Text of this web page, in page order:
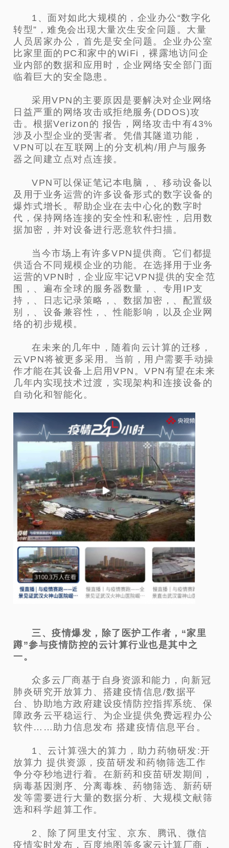
1、面对如此大规模的，企业办公“数字化
转型”，难免会出现大量次生安全问题。大量
人员居家办公，首先是安全问题。企业办公室
比家里面的PC和家中的WiFi，裸露地访问企
业内部的数据和应用时，企业网络安全部门面
临着巨大的安全隐患。
采用VPN的主要原因是要解决对企业网络
日益严重的网络攻击或拒绝服务(DDOS)攻
击。根据Verizon的 报告，网络攻击中有43%
涉及小型企业的受害者。凭借其隧道功能，
VPN可以在互联网上的分支机构/用户与服务
器之间建立点对点连接。
VPN可以保证笔记本电脑，、移动设备以
及用于业务运营的许多设备形式的数字设备的
爆炸式增长。帮助企业在去中心化的数字时
代，保持网络连接的安全性和私密性，启用数
据加密，并对设备进行恶意软件扫描。
当今市场上有许多VPN提供商。它们都提
供适合不同规模企业的功能。在选择用于业务
运营的VPN时，企业应牢记VPN提供的安全范
围，、遍布全球的服务器数量，、专用IP支
持，、日志记录策略，、数据加密，、配置级
别，、设备兼容性，、性能影响，
以及企业网
络的初步规模。
在未来的几年中，随着向云计算的迁移，
云VPN将被更多采用。当前，用户需要手动操
作才能在其设备上启用VPN。VPN有望在未来
几年内实现技术过渡，实现架构和连接设备的
自动化和智能化。
三、疫情爆发，除了医护工作者，“家里
蹲”参与疫情防控的云计算行业也是其中之
一。
众多云厂商基于自身资源和能力，向新冠
肺炎研究开放算力、搭建疫情信息/数据平
台、协助地方政府建设疫情防控指挥系统、保
障政务云平稳运行、为企业提供免费远程办公
软件……助力信息发布 搭建疫情信息平台。
1、云计算强大的算力，助力药物研发:开
放算力 提供资源，疫苗研发和药物筛选工作
争分夺秒地进行着。在新药和疫苗研发期间，
病毒基因测序、分离毒株、药物筛选、新药研
发等需要进行大量的数据分析、大规模文献筛
选和科学超算工作。
2、除了阿里支付宝、京东、腾讯、微信
疫情实时发布，百度地图等多家云计算厂商，